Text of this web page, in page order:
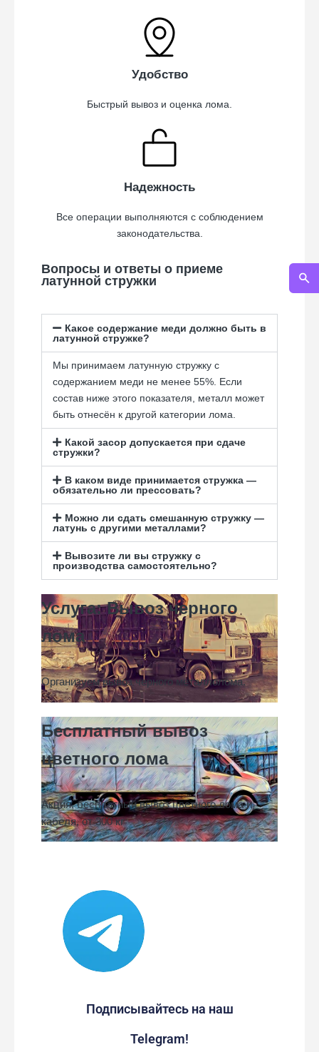
Удобство
Быстрый вывоз и оценка лома.
Надежность
Все операции выполняются с соблюдением
законодательства.
Вопросы и ответы о приеме
латунной стружки
Какое содержание меди должно быть в
латунной стружке?
Мы принимаем латунную стружку с
содержанием меди не менее 55%. Если
состав ниже этого показателя, металл может
быть отнесён к другой категории лома.
Какой засор допускается при сдаче
стружки?
В каком виде принимается стружка —
обязательно ли прессовать?
Можно ли сдать смешанную стружку —
латунь с другими металлами?
Вывозите ли вы стружку с
производства самостоятельно?
Услуга: Вывоз черного
лома
Организуем вывоз черного металлолома.
Бесплатный вывоз
цветного лома
Акция, бесплатный вывоз цветного лома и
кабеля, от 300 кг
Подписывайтесь на наш
Telegram!